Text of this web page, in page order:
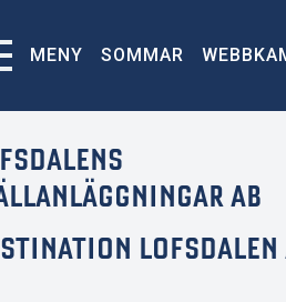
MENY SOMMAR
AB
LOFSDALEN